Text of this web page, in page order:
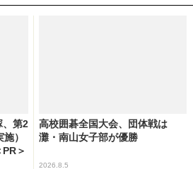
、第2
）
＞
高校囲碁全国大会、団体戦は
灘・南山女子部が優勝
2026.8.5